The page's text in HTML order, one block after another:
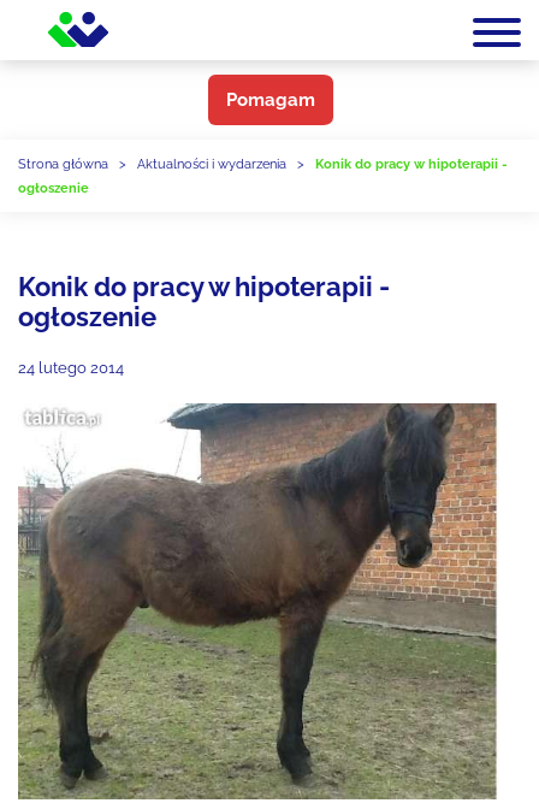
Pomagam
Strona główna > Aktualności i wydarzenia >
Konik do pracy w hipoterapii -
ogłoszenie
Konik do pracy w hipoterapii -
ogłoszenie
24 lutego 2014